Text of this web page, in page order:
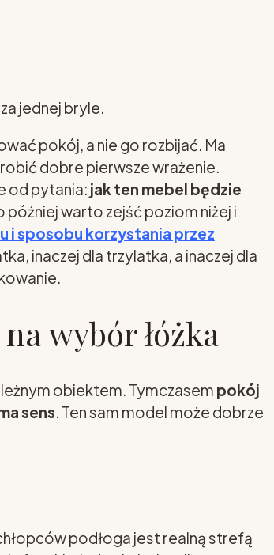
jednej bryle.
pokój, a nie go rozbijać. Ma
dobre pierwsze wrażenie.
od pytania: jak ten mebel będzie
później warto zejść poziom niżej i
i sposobu korzystania przez
inaczej dla trzylatka, a inaczej dla
wybór łóżka
obiektem. Tymczasem pokój
sens. Ten sam model może dobrze
podłoga jest realną strefą